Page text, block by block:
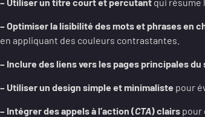
– Optimiser la lisibilité des mots et phrases en
en appliquant des couleurs contrastantes.
– Inclure des liens vers les pages principales du
– Utiliser un design simple et minimaliste pour
– Intégrer des appels à l’action (CTA) clairs pour